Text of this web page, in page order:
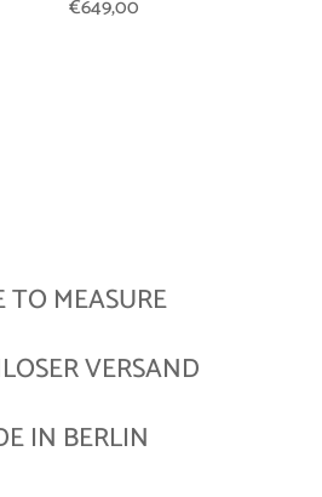
€649,00
TO MEASURE
VERSAND
IN BERLIN